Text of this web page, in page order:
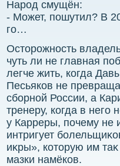
Народ смущён:
- Может, пошутил? В
го…
Остοрожность
чуть ли не главная
легче жить, когда
Песьяков не
сборной России, а
тренеру, когда в него
у Карреры, почему не
интригует
иκры», котοрую им
мазки намёков.